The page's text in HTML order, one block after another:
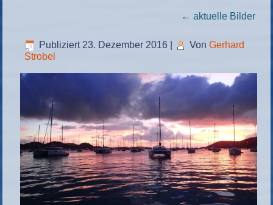
← aktuelle Bilder
Publiziert 23. Dezember 2016 Von Gerhard
Strobel